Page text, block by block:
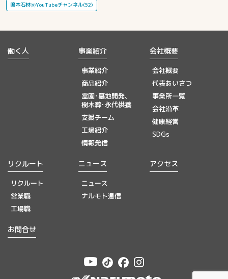
鳴本石材㈱YouTubeチャンネル(52)
働く人 事業紹介
事業紹介
商品紹介
霊園･墓地開発、
樹木葬･永代供養
支援チーム
工場紹介
情報発信
会社概要
会社概要
代表あいさつ
事業所一覧
会社沿革
健康経営
SDGs
リクルート
リクルート
営業職
工場職
ニュース
ニュース
ナルモト通信
アクセス
お問合せ